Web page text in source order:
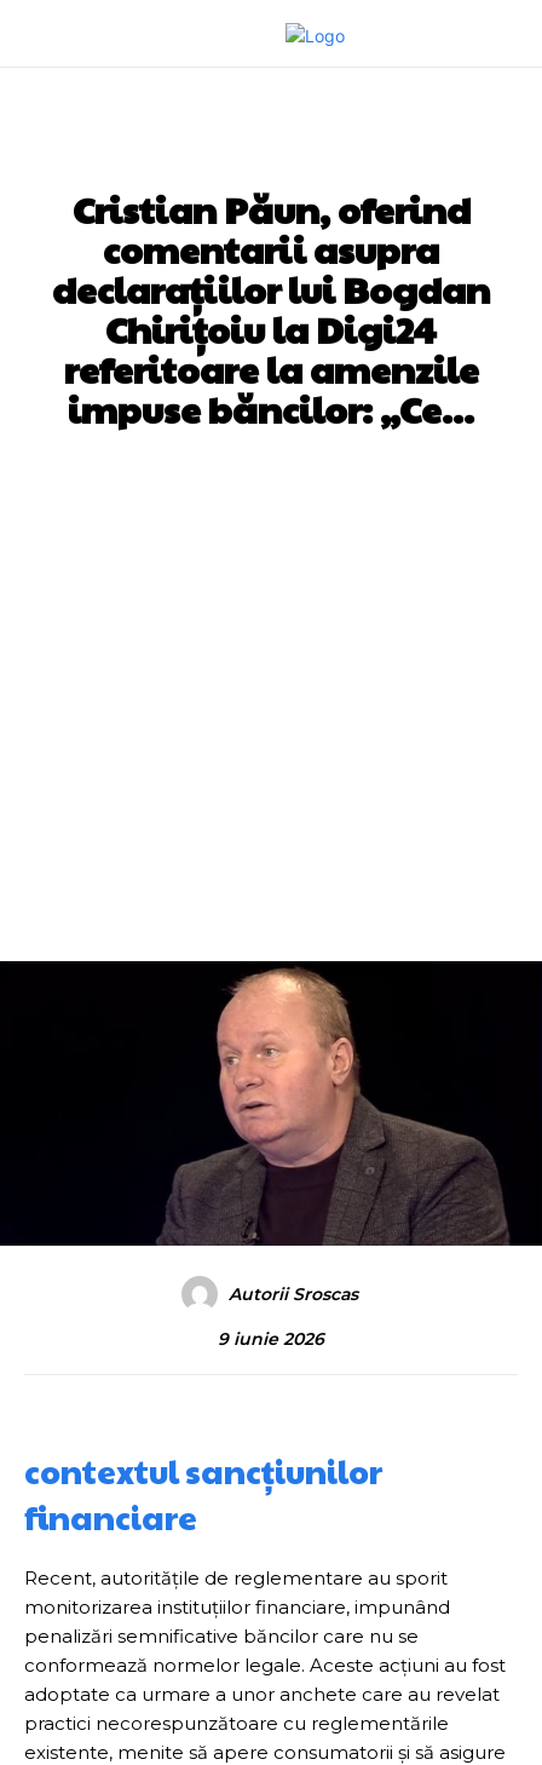
Cristian Păun, oferind
comentarii asupra
declarațiilor lui Bogdan
Chirițoiu la Digi24
referitoare la amenzile
impuse băncilor: „Ce…
Autorii Sroscas
9 iunie 2026
contextul sancțiunilor
financiare
Recent, autoritățile de reglementare au sporit
monitorizarea instituțiilor financiare, impunând
penalizări semnificative băncilor care nu se
conformează normelor legale. Aceste acțiuni au fost
adoptate ca urmare a unor anchete care au revelat
practici necorespunzătoare cu reglementările
existente, menite să apere consumatorii și să asigure